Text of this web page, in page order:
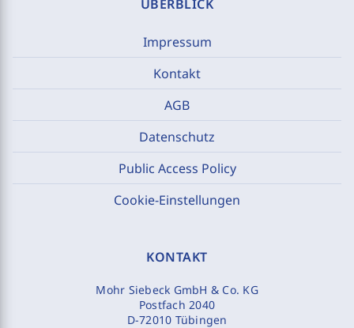
ÜBERBLICK
Impressum
Kontakt
AGB
Datenschutz
Public Access Policy
Cookie-Einstellungen
KONTAKT
Mohr Siebeck GmbH & Co. KG
Postfach 2040
D-72010 Tübingen